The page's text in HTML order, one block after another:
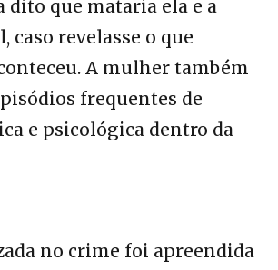
dito que mataria ela e a
caso revelasse o que
A mulher também
frequentes de
e psicológica dentro da
no crime foi apreendida